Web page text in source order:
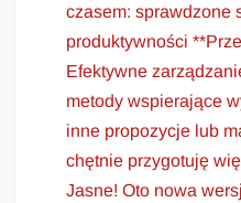
czasem: sprawdzone
produktywności
Efektywne
metody wspierające
inne propozycje lub
chętnie przygotuję
Jasne! Oto nowa